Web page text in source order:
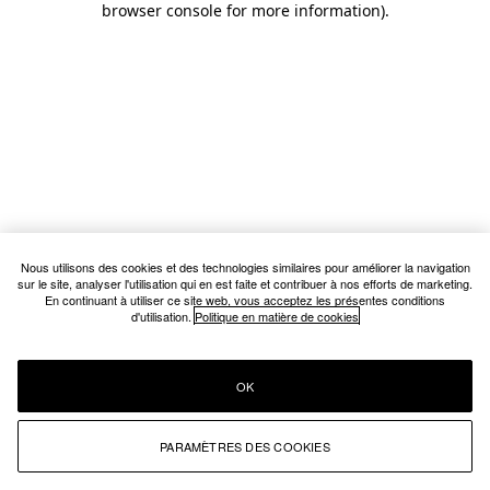
browser console for more information).
Nous utilisons des cookies et des technologies similaires pour améliorer la navigation
sur le site, analyser l'utilisation qui en est faite et contribuer à nos efforts de marketing.
En continuant à utiliser ce site web, vous acceptez les présentes conditions
d'utilisation. Politique en matière de cookies
PARAMÈTRES DES COOKIES
OK